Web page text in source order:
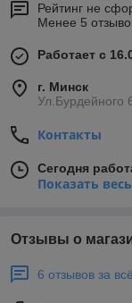
Рейтинг не
Менее 5
Работает с
г. Минск
Ул.Бурдейного
Контакты
Сегодня
Показать
Отзывы о
6 отзывов за